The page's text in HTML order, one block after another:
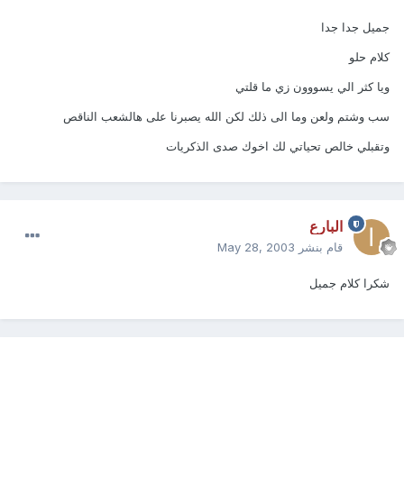
جميل جدا جدا
كلام حلو
ويا كثر الي يسووون زي ما قلتي
سب وشتم ولعن وما الى ذلك لكن الله يصبرنا على هالشعب الناقص
وتقبلي خالص تحياتي لك اخوك صدى الذكريات
البارع
قام بنشر May 28, 2003
شكرا كلام جميل